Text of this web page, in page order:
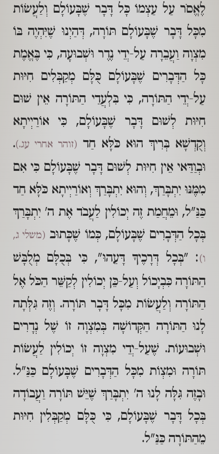
לֶאֱסֹר עַל עַצְמוֹ כָּל דָּבָר שֶׁבָּעוֹלָם וְלַעֲשׂוֹת
מִכָּל דָּבָר שֶׁבָּעוֹלָם תּוֹרָה, דְּהַיְנוּ שֶׁיִּהְיֶה בּוֹ
מִצְוָה וַעֲבֵרָה עַל-יְדֵי נֶדֶר וּשְׁבוּעָה, כִּי בֶּאֱמֶת
כָּל הַדְּבָרִים שֶׁבָּעוֹלָם כֻּלָּם מְקַבְּלִים חִיּוּת
עַל-יְדֵי הַתּוֹרָה, כִּי בִּלְעֲדֵי הַתּוֹרָה אֵין שׁוּם
חִיּוּת לְשׁוּם דָּבָר שֶׁבָּעוֹלָם, כִּי אוֹרַיְיתָא
וְקֻדְשָׁא בְּרִיךְ הוּא כֹּלָּא חַד (זוהר אחרי עג.).
וּבְוַדַּאי אֵין חִיּוּת לְשׁוּם דָּבָר שֶׁבָּעוֹלָם כִּי אִם
מִמֶּנּוּ יִתְבָּרַךְ, וְהוּא יִתְבָּרַךְ וְאוֹרַיְיתָא כֹּלָּא חַד
כַּנַּ"ל, וּמֵחֲמַת זֶה יְכוֹלִין לַעֲבֹד אֶת ה' יִתְבָּרַךְ
בְּכָל הַדְּבָרִים שֶׁבָּעוֹלָם, כְּמוֹ שֶׁכָּתוּב (משלי ג,
ו): "בְּכָל דְּרָכֶיךָ דָּעֵהוּ", כִּי בְּכֻלָּם מְלֻבָּשׁ
הַתּוֹרָה כִּבְיָכוֹל וְעַל-כֵּן יְכוֹלִין לְקַשֵּׁר הַכֹּל אֶל
הַתּוֹרָה וְלַעֲשׂוֹת מִכָּל דָּבָר תּוֹרָה. וְזֶה גִּלְּתָה
לָנוּ הַתּוֹרָה הַקְּדוֹשָׁה בְּמִצְוָה זוֹ שֶׁל נְדָרִים
וּשְׁבוּעוֹת. שֶׁעַל-יְדֵי מִצְוָה זוֹ יְכוֹלִין לַעֲשׂוֹת
תּוֹרָה וּמִצְוֹת מִכָּל הַדְּבָרִים שֶׁבָּעוֹלָם כַּנַּ"ל.
וּבָזֶה גִּלָּה לָנוּ ה' יִתְבָּרַךְ שֶׁיֵּשׁ תּוֹרָה וַעֲבוֹדָה
בְּכָל דָּבָר שֶׁבָּעוֹלָם, כִּי כֻּלָּם מְקַבְּלִין חִיּוּת
מֵהַתּוֹרָה כַּנַּ"ל.